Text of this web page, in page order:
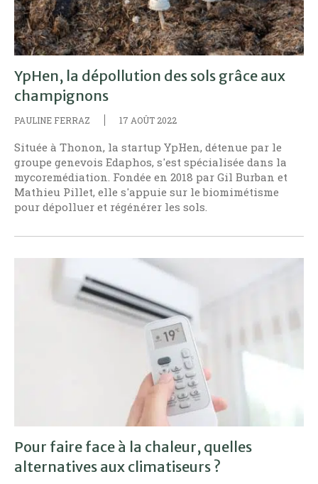
YpHen, la dépollution des sols grâce aux
champignons
PAULINE FERRAZ 17 AOÛT 2022
Située à Thonon, la startup YpHen, détenue par le
groupe genevois Edaphos, s'est spécialisée dans la
mycoremédiation. Fondée en 2018 par Gil Burban et
Mathieu Pillet, elle s'appuie sur le biomimétisme
pour dépolluer et régénérer les sols.
Pour faire face à la chaleur, quelles
alternatives aux climatiseurs ?